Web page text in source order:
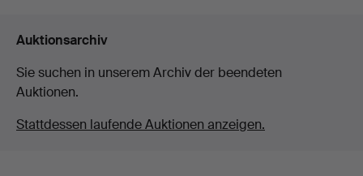
Auktionsarchiv
Sie suchen in unserem Archiv der beendeten
Auktionen.
Stattdessen laufende Auktionen anzeigen.